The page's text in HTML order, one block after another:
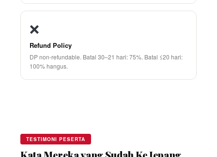
❌
Refund Policy
DP non-refundable. Batal 30–21 hari: 75%. Batal ≤20 hari:
100% hangus.
TESTIMONI PESERTA